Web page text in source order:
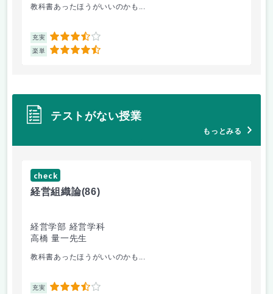
教科書あったほうがいいのかも...
充実 3.5
楽単 4.5
テストがない授業
もっとみる
check
経営組織論(86)
経営学部 経営学科
高橋 量一先生
教科書あったほうがいいのかも...
充実 3.5